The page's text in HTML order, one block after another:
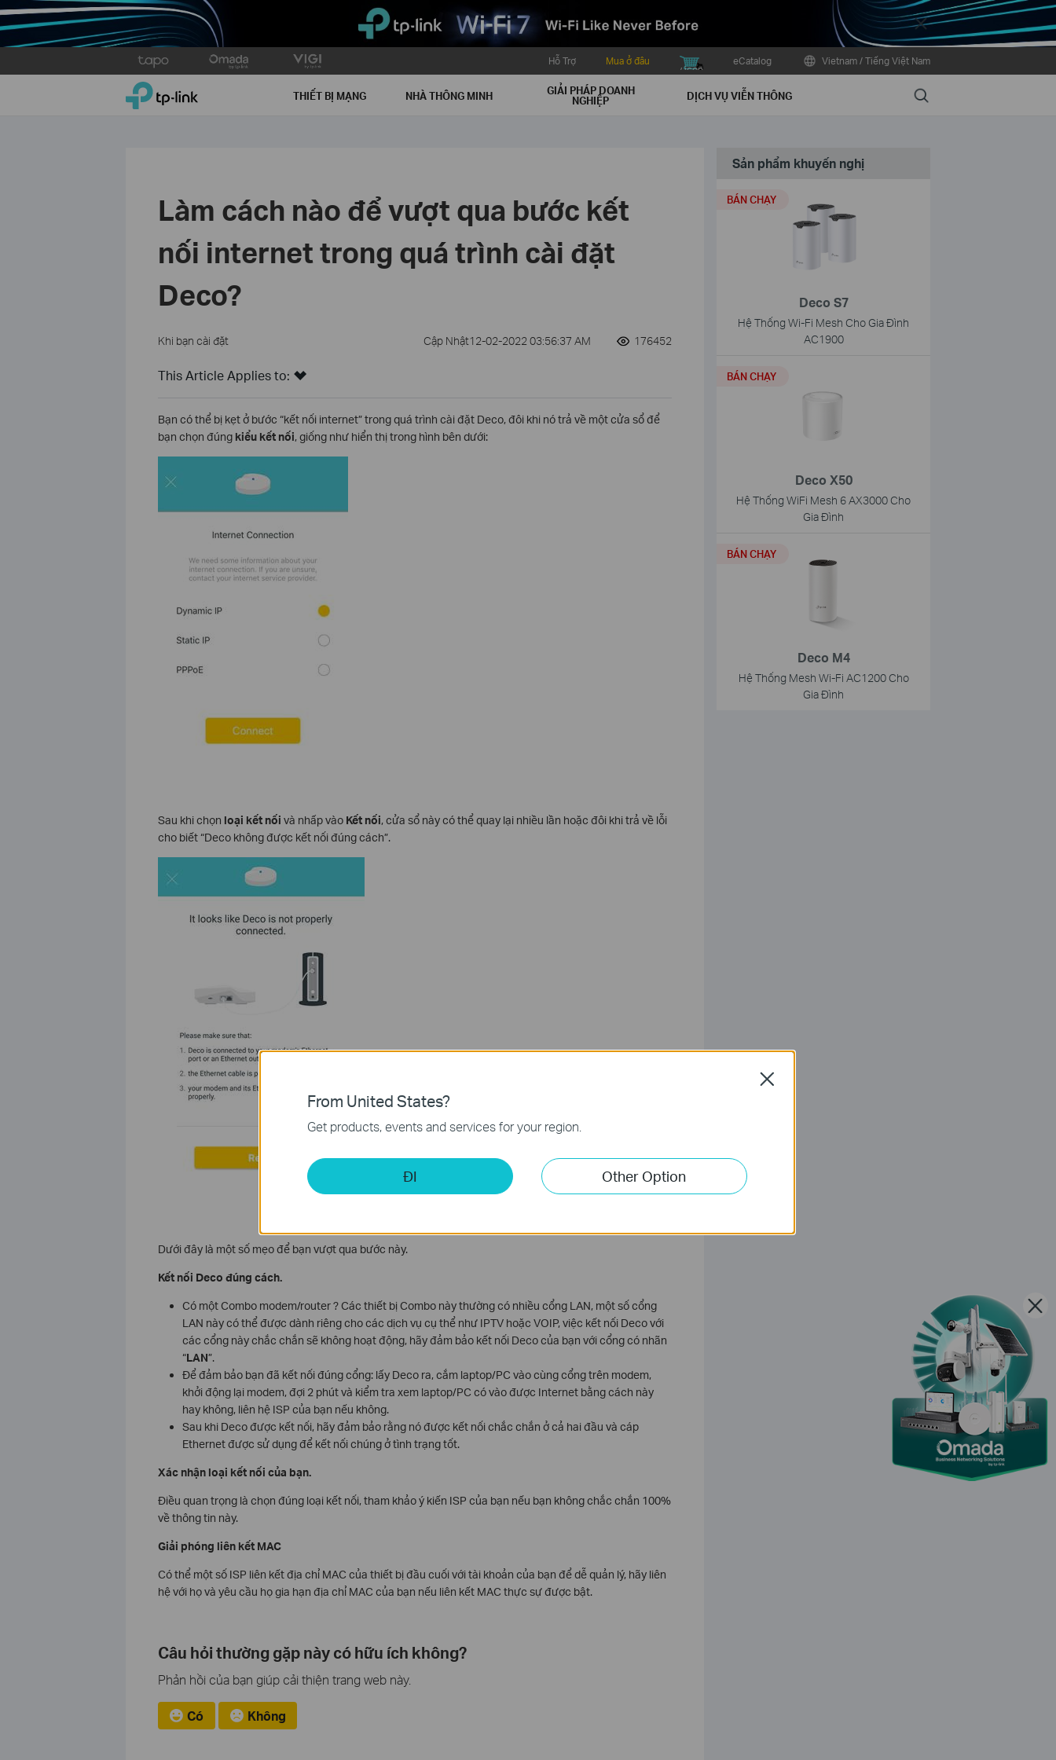
Close
to
Hỗ Trợ Mua ở đâu
buy icon
eCatalog Vietnam / Tiếng Việt Nam
TP-Link, Reliably Smart THIẾT BỊ MẠNG NHÀ THÔNG MINH GIẢI PHÁP DOANH
NGHIỆP DỊCH VỤ VIỄN THÔNG Search
Làm cách nào để vượt qua bước kết
nối internet trong quá trình cài đặt
Deco?
Khi bạn cài đặt Cập Nhật12-02-2022 03:56:37 AM 176452
This Article Applies to:
Bạn có thể bị kẹt ở bước “kết nối internet” trong quá trình cài đặt Deco, đôi khi nó trả về một cửa sổ để
bạn chọn đúng kiểu kết nối, giống như hiển thị trong hình bên dưới:
Sau khi chọn loại kết nối và nhấp vào Kết nối, cửa sổ này có thể quay lại nhiều lần hoặc đôi khi trả về lỗi
cho biết “Deco không được kết nối đúng cách”.
Dưới đây là một số mẹo để bạn vượt qua bước này.
Kết nối Deco đúng cách.
Có một Combo modem/router ? Các thiết bị Combo này thường có nhiều cổng LAN, một số cổng
LAN này có thể được dành riêng cho các dịch vụ cụ thể như IPTV hoặc VOIP, việc kết nối Deco với
các cổng này chắc chắn sẽ không hoạt động, hãy đảm bảo kết nối Deco của bạn với cổng có nhãn
“LAN”.
Để đảm bảo bạn đã kết nối đúng cổng: lấy Deco ra, cắm laptop/PC vào cùng cổng trên modem,
khởi động lại modem, đợi 2 phút và kiểm tra xem laptop/PC có vào được Internet bằng cách này
hay không, liên hệ ISP của bạn nếu không.
Sau khi Deco được kết nối, hãy đảm bảo rằng nó được kết nối chắc chắn ở cả hai đầu và cáp
Ethernet được sử dụng để kết nối chúng ở tình trạng tốt.
Xác nhận loại kết nối của bạn.
Điều quan trọng là chọn đúng loại kết nối, tham khảo ý kiến ISP của bạn nếu bạn không chắc chắn 100%
về thông tin này.
Giải phóng liên kết MAC
Có thể một số ISP liên kết địa chỉ MAC của thiết bị đầu cuối với tài khoản của bạn để dễ quản lý, hãy liên
hệ với họ và yêu cầu họ gia hạn địa chỉ MAC của bạn nếu liên kết MAC thực sự được bật.
Câu hỏi thường gặp này có hữu ích không?
Phản hồi của bạn giúp cải thiện trang web này.
Có Không
Sản phẩm khuyến nghị
Deco S7
Hệ Thống Wi-Fi Mesh Cho Gia Đình
AC1900
BÁN CHẠY
Deco X50
Hệ Thống WiFi Mesh 6 AX3000 Cho
Gia Đình
BÁN CHẠY
Deco M4
Hệ Thống Mesh Wi-Fi AC1200 Cho
Gia Đình
BÁN CHẠY
From United States?
Get products, events and services for your region.
ĐI Other Option
Close